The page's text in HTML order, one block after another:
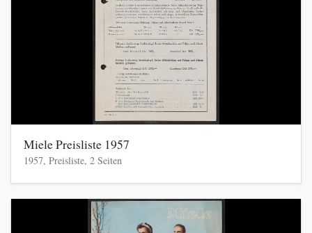
Miele Preisliste 1957
1957, Preisliste, 2 Seiten